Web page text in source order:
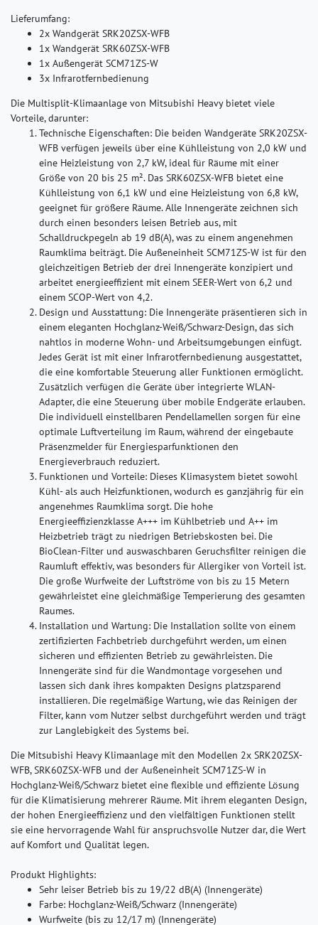
Lieferumfang:
2x Wandgerät SRK20ZSX-WFB
1x Wandgerät SRK60ZSX-WFB
1x Außengerät SCM71ZS-W
3x Infrarotfernbedienung
Die Multisplit-Klimaanlage von Mitsubishi Heavy bietet viele
Vorteile, darunter:
Technische Eigenschaften: Die beiden Wandgeräte SRK20ZSX-
WFB verfügen jeweils über eine Kühlleistung von 2,0 kW und
eine Heizleistung von 2,7 kW, ideal für Räume mit einer
Größe von 20 bis 25 m². Das SRK60ZSX-WFB bietet eine
Kühlleistung von 6,1 kW und eine Heizleistung von 6,8 kW,
geeignet für größere Räume. Alle Innengeräte zeichnen sich
durch einen besonders leisen Betrieb aus, mit
Schalldruckpegeln ab 19 dB(A), was zu einem angenehmen
Raumklima beiträgt. Die Außeneinheit SCM71ZS-W ist für den
gleichzeitigen Betrieb der drei Innengeräte konzipiert und
arbeitet energieeffizient mit einem SEER-Wert von 6,2 und
einem SCOP-Wert von 4,2.
Design und Ausstattung: Die Innengeräte präsentieren sich in
einem eleganten Hochglanz-Weiß/Schwarz-Design, das sich
nahtlos in moderne Wohn- und Arbeitsumgebungen einfügt.
Jedes Gerät ist mit einer Infrarotfernbedienung ausgestattet,
die eine komfortable Steuerung aller Funktionen ermöglicht.
Zusätzlich verfügen die Geräte über integrierte WLAN-
Adapter, die eine Steuerung über mobile Endgeräte erlauben.
Die individuell einstellbaren Pendellamellen sorgen für eine
optimale Luftverteilung im Raum, während der eingebaute
Präsenzmelder für Energiesparfunktionen den
Energieverbrauch reduziert.
Funktionen und Vorteile: Dieses Klimasystem bietet sowohl
Kühl- als auch Heizfunktionen, wodurch es ganzjährig für ein
angenehmes Raumklima sorgt. Die hohe
Energieeffizienzklasse A+++ im Kühlbetrieb und A++ im
Heizbetrieb trägt zu niedrigen Betriebskosten bei. Die
BioClean-Filter und auswaschbaren Geruchsfilter reinigen die
Raumluft effektiv, was besonders für Allergiker von Vorteil ist.
Die große Wurfweite der Luftströme von bis zu 15 Metern
gewährleistet eine gleichmäßige Temperierung des gesamten
Raumes.
Installation und Wartung: Die Installation sollte von einem
zertifizierten Fachbetrieb durchgeführt werden, um einen
sicheren und effizienten Betrieb zu gewährleisten. Die
Innengeräte sind für die Wandmontage vorgesehen und
lassen sich dank ihres kompakten Designs platzsparend
installieren. Die regelmäßige Wartung, wie das Reinigen der
Filter, kann vom Nutzer selbst durchgeführt werden und trägt
zur Langlebigkeit des Systems bei.
Die Mitsubishi Heavy Klimaanlage mit den Modellen 2x SRK20ZSX-
WFB, SRK60ZSX-WFB und der Außeneinheit SCM71ZS-W in
Hochglanz-Weiß/Schwarz bietet eine flexible und effiziente Lösung
für die Klimatisierung mehrerer Räume. Mit ihrem eleganten Design,
der hohen Energieeffizienz und den vielfältigen Funktionen stellt
sie eine hervorragende Wahl für anspruchsvolle Nutzer dar, die Wert
auf Komfort und Qualität legen.
Produkt Highlights:
Sehr leiser Betrieb bis zu 19/22 dB(A) (Innengeräte)
Farbe: Hochglanz-Weiß/Schwarz (Innengeräte)
Wurfweite (bis zu 12/17 m) (Innengeräte)